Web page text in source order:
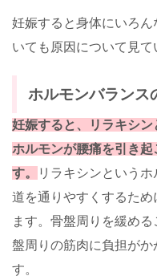
妊娠すると身体にいろ
いても原因について見て
ホルモンバランス
妊娠すると、リラキシ
ホルモンが腰痛を引き
す。
リラキシンという
道を通りやすくするた
ます。骨盤周りを緩め
盤周りの筋肉に負担がか
す。